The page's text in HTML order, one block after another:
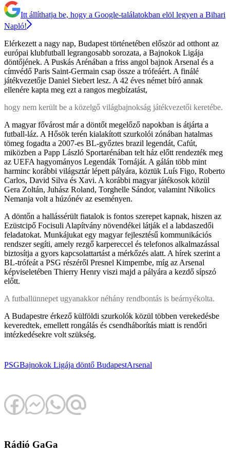
Itt állíthatja be, hogy a Google-találatokban elöl legyen a Bihari
Napló!
Elérkezett a nagy nap, Budapest történetében először ad otthont az
európai klubfutball legrangosabb sorozata, a Bajnokok Ligája
döntőjének. A Puskás Arénában a friss angol bajnok Arsenal és a
címvédő Paris Saint-Germain csap össze a trófeáért. A finálé
játékvezetője Daniel Siebert lesz. A 42 éves német bíró annak
ellenére kapta meg ezt a rangos megbízatást,
hogy nem került be a közelgő világbajnokság játékvezetői keretébe.
A magyar fővárost már a döntőt megelőző napokban is átjárta a
futball-láz. A Hősök terén kialakított szurkolói zónában hatalmas
tömeg fogadta a 2007-es BL-győztes brazil legendát, Cafút,
miközben a Papp László Sportarénában telt ház előtt rendezték meg
az UEFA hagyományos Legendák Tornáját. A gálán több mint
harminc korábbi világsztár lépett pályára, köztük Luís Figo, Roberto
Carlos, David Silva és Xavi. A korábbi magyar játékosok közül
Gera Zoltán, Juhász Roland, Torghelle Sándor, valamint Nikolics
Nemanja volt a húzónév az eseményen.
A döntőn a hallássérült fiatalok is fontos szerepet kapnak, hiszen az
Ezüstcipő Focisuli Alapítvány növendékei látják el a labdaszedői
feladatokat. Munkájukat egy magyar fejlesztésű kommunikációs
rendszer segíti, amely rezgő karpereccel és telefonos alkalmazással
biztosítja a gyors kapcsolattartást a mérkőzés alatt. A hírek szerint a
BL-trófeát a PSG részéről Presnel Kimpembe, míg az Arsenal
képviseletében Thierry Henry viszi majd a pályára a kezdő sípszó
előtt.
A futballünnepet ugyanakkor néhány rendbontás is beárnyékolta.
A Budapestre érkező külföldi szurkolók közül többen verekedésbe
keveredtek, emellett rongálás és csendháborítás miatt is rendőri
intézkedésekre volt szükség.
PSGBajnokok Ligája döntő BudapestArsenal
Rádió GaGa